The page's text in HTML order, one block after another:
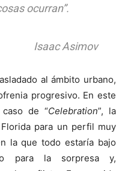
ocurran”.
Isaac Asimov
al ámbito urbano,
progresivo. En este
de “Celebration”, la
para un perfil muy
la que todo estaría bajo
para la sorpresa y,